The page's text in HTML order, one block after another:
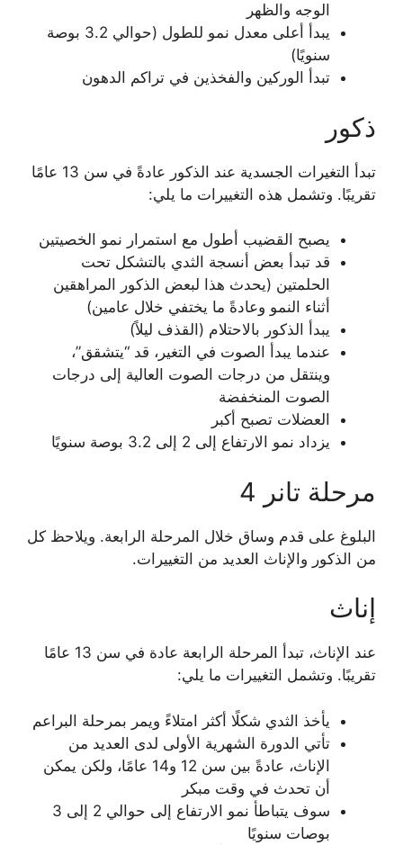
الوجه والظهر
يبدأ أعلى معدل نمو للطول (حوالي 3.2 بوصة
سنويًا)
تبدأ الوركين والفخذين في تراكم الدهون
ذكور
تبدأ التغيرات الجسدية عند الذكور عادةً في سن 13 عامًا
تقريبًا. وتشمل هذه التغييرات ما يلي:
يصبح القضيب أطول مع استمرار نمو الخصيتين
قد تبدأ بعض أنسجة الثدي بالتشكل تحت
الحلمتين (يحدث هذا لبعض الذكور المراهقين
أثناء النمو وعادةً ما يختفي خلال عامين)
يبدأ الذكور بالاحتلام (القذف ليلاً)
عندما يبدأ الصوت في التغير، قد “يتشقق”،
وينتقل من درجات الصوت العالية إلى درجات
الصوت المنخفضة
العضلات تصبح أكبر
يزداد نمو الارتفاع إلى 2 إلى 3.2 بوصة سنويًا
مرحلة تانر 4
البلوغ على قدم وساق خلال المرحلة الرابعة. ويلاحظ كل
من الذكور والإناث العديد من التغييرات.
إناث
عند الإناث، تبدأ المرحلة الرابعة عادة في سن 13 عامًا
تقريبًا. وتشمل التغييرات ما يلي:
يأخذ الثدي شكلًا أكثر امتلاءً ويمر بمرحلة البراعم
تأتي الدورة الشهرية الأولى لدى العديد من
الإناث، عادةً بين سن 12 و14 عامًا، ولكن يمكن
أن تحدث في وقت مبكر
سوف يتباطأ نمو الارتفاع إلى حوالي 2 إلى 3
بوصات سنويًا